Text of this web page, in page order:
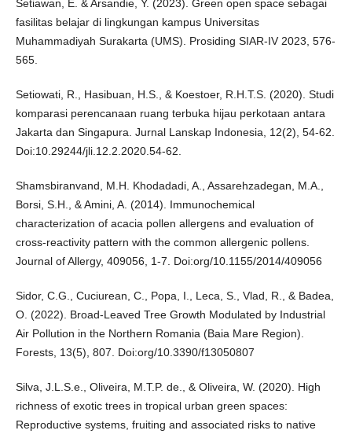
Setiawan, E. & Arsandie, Y. (2023). Green open space sebagai
fasilitas belajar di lingkungan kampus Universitas
Muhammadiyah Surakarta (UMS). Prosiding SIAR-IV 2023, 576-
565.
Setiowati, R., Hasibuan, H.S., & Koestoer, R.H.T.S. (2020). Studi
komparasi perencanaan ruang terbuka hijau perkotaan antara
Jakarta dan Singapura. Jurnal Lanskap Indonesia, 12(2), 54-62.
Doi:10.29244/jli.12.2.2020.54-62.
Shamsbiranvand, M.H. Khodadadi, A., Assarehzadegan, M.A.,
Borsi, S.H., & Amini, A. (2014). Immunochemical
characterization of acacia pollen allergens and evaluation of
cross-reactivity pattern with the common allergenic pollens.
Journal of Allergy, 409056, 1-7. Doi:org/10.1155/2014/409056
Sidor, C.G., Cuciurean, C., Popa, I., Leca, S., Vlad, R., & Badea,
O. (2022). Broad-Leaved Tree Growth Modulated by Industrial
Air Pollution in the Northern Romania (Baia Mare Region).
Forests, 13(5), 807. Doi:org/10.3390/f13050807
Silva, J.L.S.e., Oliveira, M.T.P. de., & Oliveira, W. (2020). High
richness of exotic trees in tropical urban green spaces:
Reproductive systems, fruiting and associated risks to native